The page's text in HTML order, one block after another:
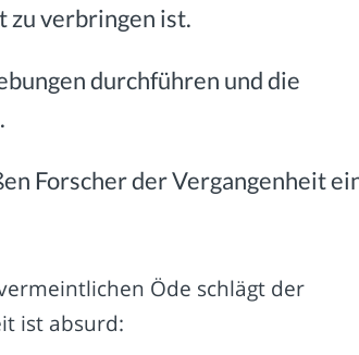
zu verbringen ist.
durchführen und die
Forscher der Vergangenheit
Öde schlägt der
ist absurd: